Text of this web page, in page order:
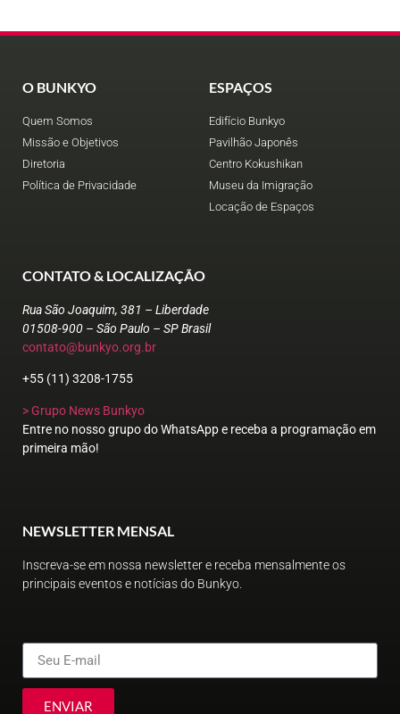
O BUNKYO
Quem Somos
Missão e Objetivos
Diretoria
Política de Privacidade
ESPAÇOS
Edifício Bunkyo
Pavilhão Japonês
Centro Kokushikan
Museu da Imigração
Locação de Espaços
CONTATO & LOCALIZAÇÃO
Rua São Joaquim, 381 – Liberdade
01508-900 – São Paulo – SP Brasil
contato@bunkyo.org.br
+55 (11) 3208-1755
> Grupo News Bunkyo
Entre no nosso grupo do WhatsApp e receba a programação em
primeira mão!
NEWSLETTER MENSAL
Inscreva-se em nossa newsletter e receba mensalmente os
principais eventos e notícias do Bunkyo.
ENVIAR